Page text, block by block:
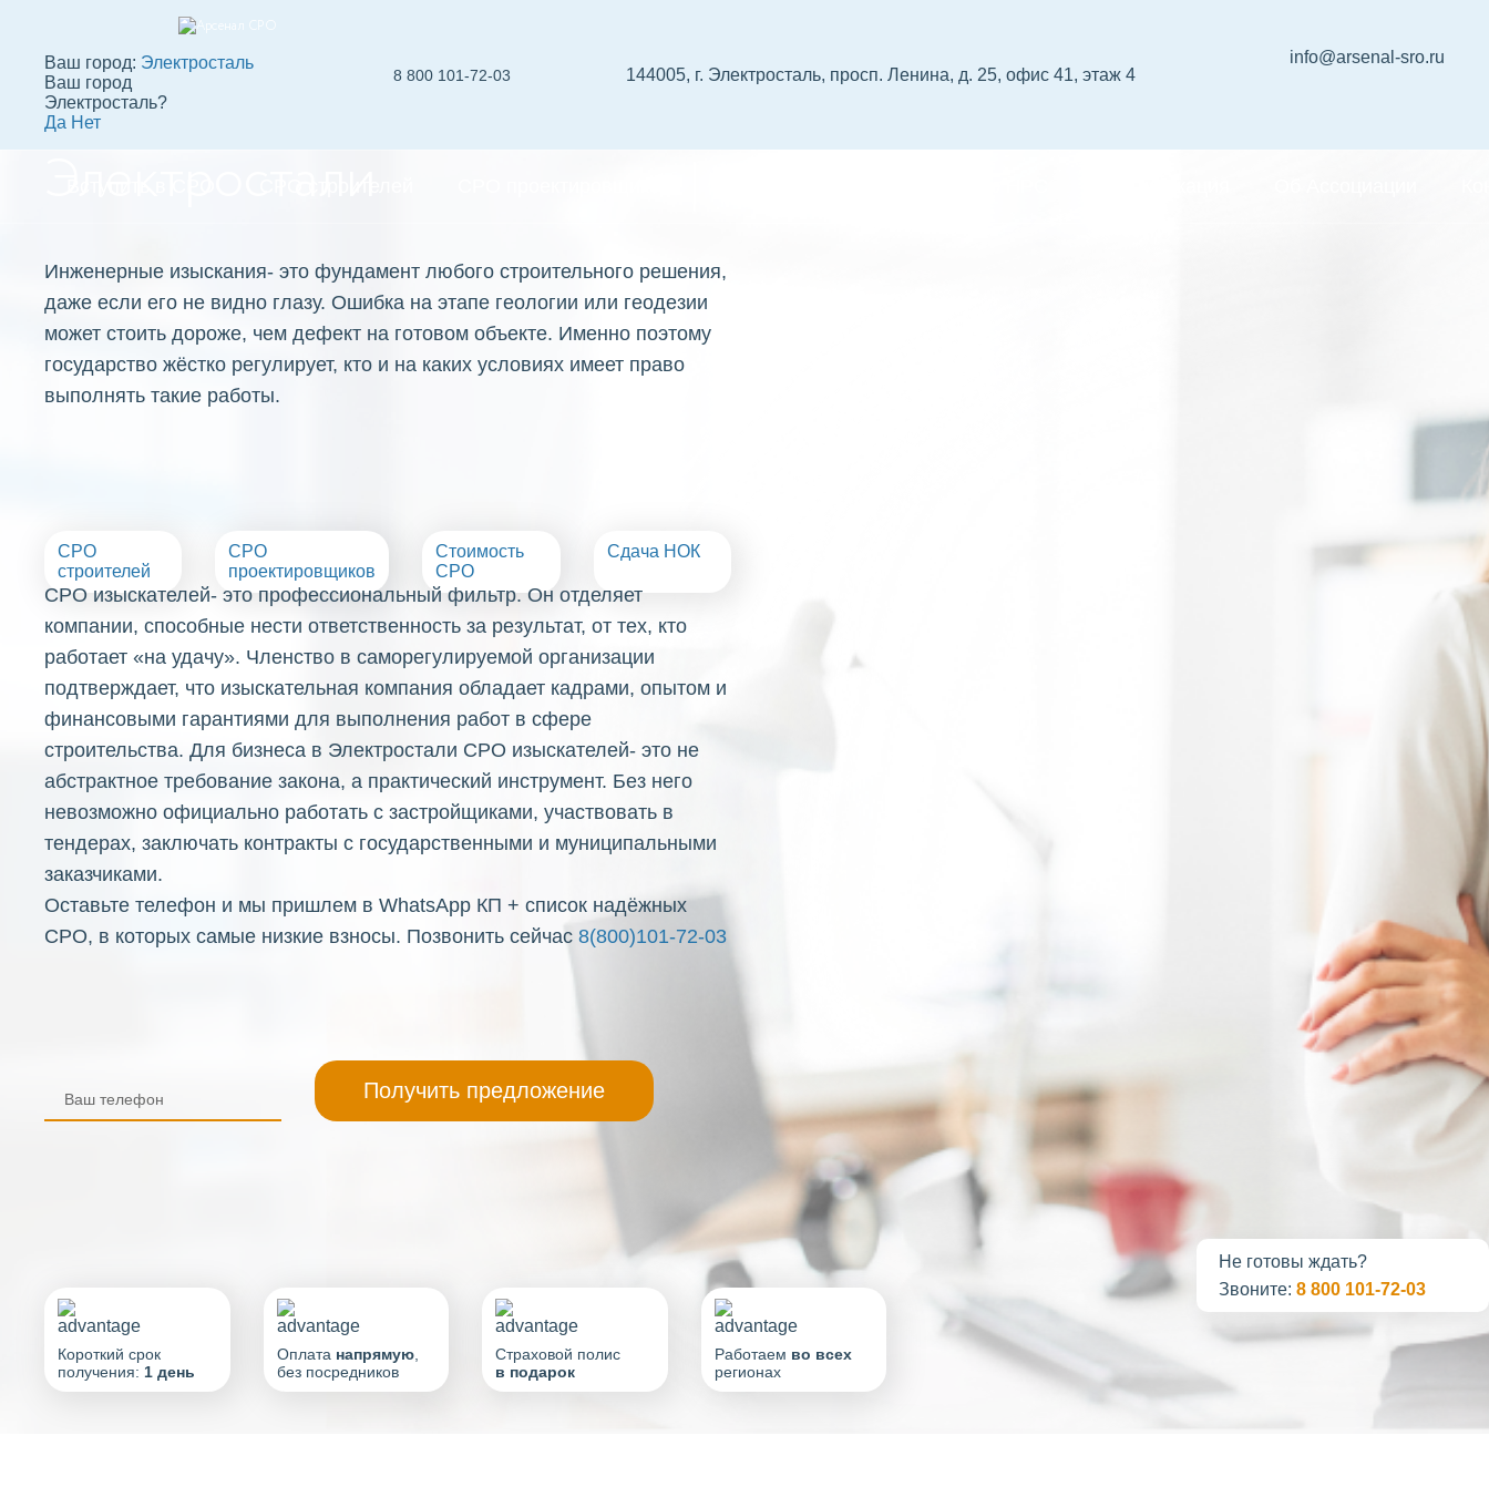
Ваш город: Электросталь
Ваш город
Электросталь?
Да Нет
8 800 101-72-03 144005, г. Электросталь, просп. Ленина, д. 25, офис 41, этаж 4
info@arsenal-sro.ru
СРО изыскателей в
Инженерные изыскания- это фундамент любого строительного решения,
даже если его не видно глазу. Ошибка на этапе геологии или геодезии
может стоить дороже, чем дефект на готовом объекте. Именно поэтому
государство жёстко регулирует, кто и на каких условиях имеет право
выполнять такие работы.
СРО
строителей
СРО
проектировщиков
Стоимость
СРО
Сдача НОК
СРО изыскателей- это профессиональный фильтр. Он отделяет
компании, способные нести ответственность за результат, от тех, кто
работает «на удачу». Членство в саморегулируемой организации
подтверждает, что изыскательная компания обладает кадрами, опытом и
финансовыми гарантиями для выполнения работ в сфере
строительства. Для бизнеса в Электростали СРО изыскателей- это не
абстрактное требование закона, а практический инструмент. Без него
невозможно официально работать с застройщиками, участвовать в
тендерах, заключать контракты с государственными и муниципальными
заказчиками.
Оставьте телефон и мы пришлем в WhatsApp КП + список надёжных
СРО, в которых самые низкие взносы. Позвонить сейчас 8(800)101-72-03
Не готовы ждать?
Звоните: 8 800 101-72-03
Короткий срок
получения: 1 день
Оплата напрямую,
без посредников
Страховой полис
в подарок
Работаем во всех
регионах